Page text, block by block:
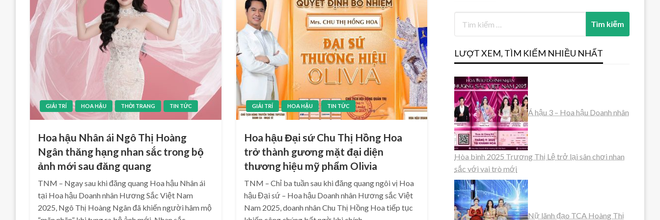
GIẢI TRÍ HOA HẬU THỜI TRANG TIN TỨC
Hoa hậu Nhân ái Ngô Thị Hoàng
Ngân thăng hạng nhan sắc trong bộ
ảnh mới sau đăng quang
TNM – Ngay sau khi đăng quang Hoa hậu Nhân ái
tại Hoa hậu Doanh nhân Hương Sắc Việt Nam
2025, Ngô Thị Hoàng Ngân đã khiến người hâm mộ
GIẢI TRÍ HOA HẬU TIN TỨC
Hoa hậu Đại sứ Chu Thị Hồng Hoa
trở thành gương mặt đại diện
thương hiệu mỹ phẩm Olivia
TNM – Chỉ ba tuần sau khi đăng quang ngôi vị Hoa
hậu Đại sứ – Hoa hậu Doanh nhân Hương sắc Việt
Nam 2025, doanh nhân Chu Thị Hồng Hoa tiếp tục
LƯỢT XEM, TÌM KIẾM NHIỀU NHẤT
Á hậu 3 – Hoa hậu Doanh nhân
Hòa bình 2025 Trương Thị Lệ trở lại sân chơi nhan
sắc với vai trò mới
Nữ lãnh đạo TCA Hoàng Thị